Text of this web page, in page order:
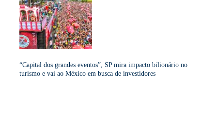
“Capital dos grandes eventos”, SP mira impacto bilionário no
turismo e vai ao México em busca de investidores